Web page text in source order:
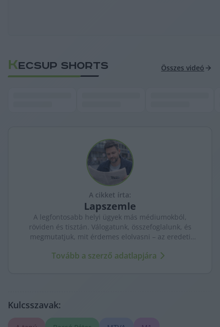
KECSUP SHORTS Összes videó
A cikket írta:
Lapszemle
A legfontosabb helyi ügyek más médiumokból,
röviden és tisztán. Válogatunk, összefoglalunk, és
megmutatjuk, mit érdemes elolvasni – az eredeti
Tovább a szerző adatlapjára
Kulcsszavak: